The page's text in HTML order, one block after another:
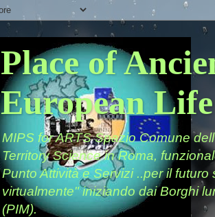
Place of
European
MIPS for ARTS Spazio Comune
Territory Science in Roma,
Punto Attività e Servizi ..per il
virtualmente" iniziando dai Borghi
(PIM).